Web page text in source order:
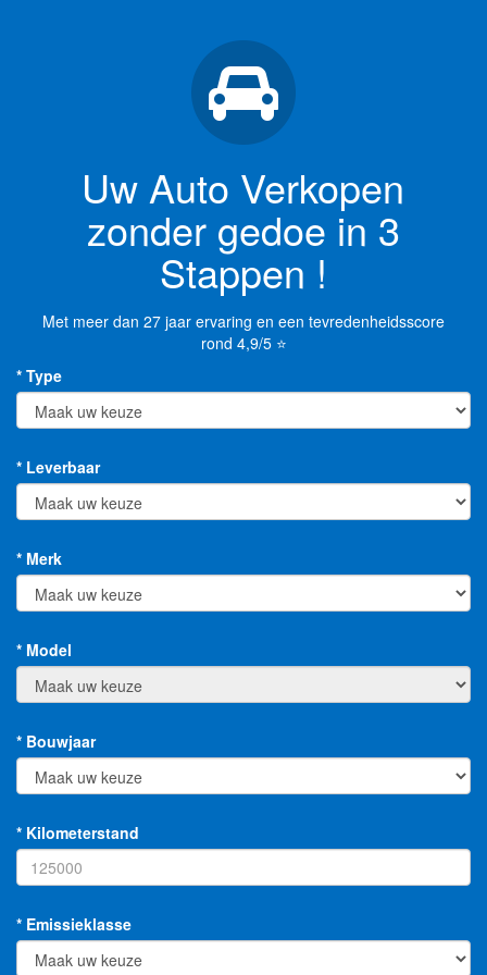
Uw Auto Verkopen
zonder gedoe in 3
Stappen !
Met meer dan 27 jaar ervaring en een tevredenheidsscore
rond 4,9/5 ⭐
* Type
* Leverbaar
* Merk
* Model
* Bouwjaar
* Kilometerstand
* Emissieklasse